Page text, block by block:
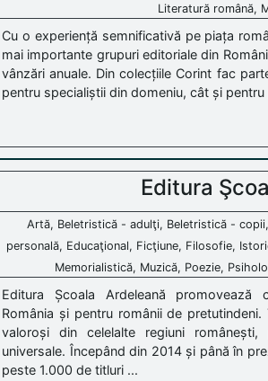
Literatură română,
Cu o experiență semnificativă pe piața
mai importante grupuri editoriale din
vânzări anuale. Din colecțiile Corint fac
pentru specialiștii din domeniu, cât și pentru
Editura
Artă, Beletristică - adulţi, Beletristică -
personală, Educaţional, Ficţiune, Filosofie,
Memorialistică, Muzică, Poezie,
Editura Școala Ardeleană promovează
România și pentru românii de
valoroși din celelalte regiuni
universale. Începând din 2014 și până în
peste 1.000 de titluri ...